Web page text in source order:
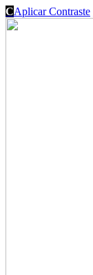
CAplicar Contraste